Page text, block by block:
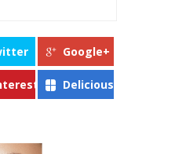
Google+
Delicious